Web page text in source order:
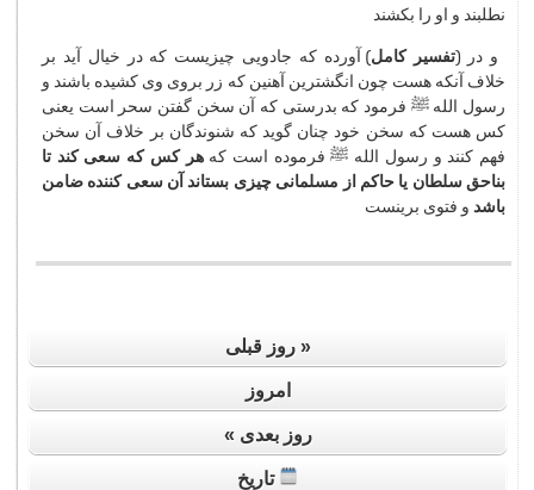
نطلبند و او را بكشند
و در (تفسیر كامل) آورده كه جادویی چیزیست كه در خیال آید بر
خلاف آنكه هست چون انگشترین آهنین كه زر بروی وی كشیده باشند و
رسول الله ﷺ فرمود كه بدرستی كه آن سخن گفتن سحر است یعنی
كس هست كه سخن خود چنان گوید كه شنوندگان بر خلاف آن سخن
فهم كنند و رسول الله ﷺ فرموده است كههر كس كه سعی كند تا
بناحق سلطان یا حاكم از مسلمانی چیزی بستاند آن سعی كننده ضامن
باشد و فتوی برینست
« روز قبلی
امروز
روز بعدی »
تاریخ